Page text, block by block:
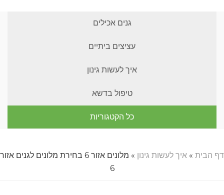
גנים אכילים
עציצים ביתיים
איך לעשות גינון
טיפול בדשא
כל הקטגוריות
דף הבית » איך לעשות גינון
» מלונים אזור 6 בחירת מלונים לגנים אזור
6